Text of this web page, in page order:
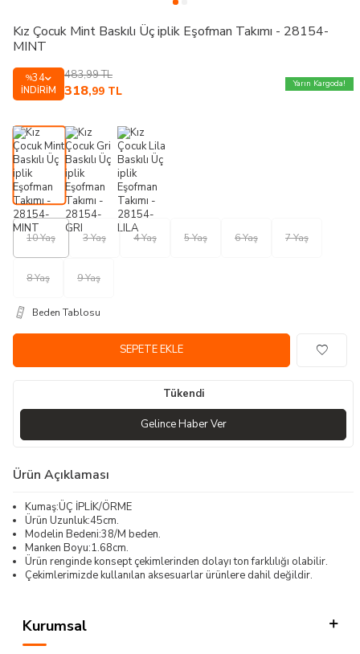
Kız Çocuk Mint Baskılı Üç iplik Eşofman Takımı - 28154-
MINT
%34
İNDIRIM
483,99TL
318,99 TL
Yarın Kargoda!
10 Yaş 3 Yaş 4 Yaş 5 Yaş 6 Yaş 7 Yaş
8 Yaş 9 Yaş
Beden Tablosu
SEPETE EKLE
Tükendi
Gelince Haber Ver
Ürün Açıklaması
Kumaş:ÜÇ İPLİK/ÖRME
Ürün Uzunluk:45cm.
Modelin Bedeni:38/M beden.
Manken Boyu:1.68cm.
Ürün renginde konsept çekimlerinden dolayı ton farklılığı olabilir.
Çekimlerimizde kullanılan aksesuarlar ürünlere dahil değildir.
Kurumsal